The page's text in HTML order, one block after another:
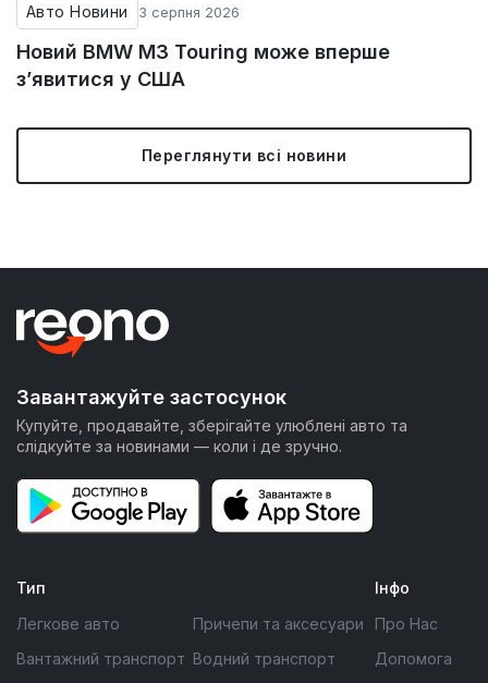
Авто Новини 3 серпня 2026
Новий BMW M3 Touring може вперше
з’явитися у США
Переглянути всі новини
Завантажуйте застосунок
Купуйте, продавайте, зберігайте улюблені авто та
слідкуйте за новинами — коли і де зручно.
Тип
Легкове авто
Вантажний транспорт
Причепи та аксесуари
Водний транспорт
Інфо
Про Нас
Допомога